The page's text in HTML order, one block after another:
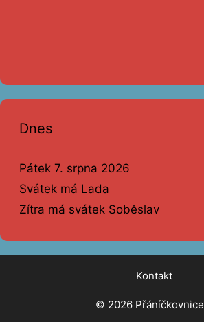
Dnes
Pátek 7. srpna 2026
Svátek má Lada
Zítra má svátek Soběslav
Kontakt
© 2026 Přáníčkovnice